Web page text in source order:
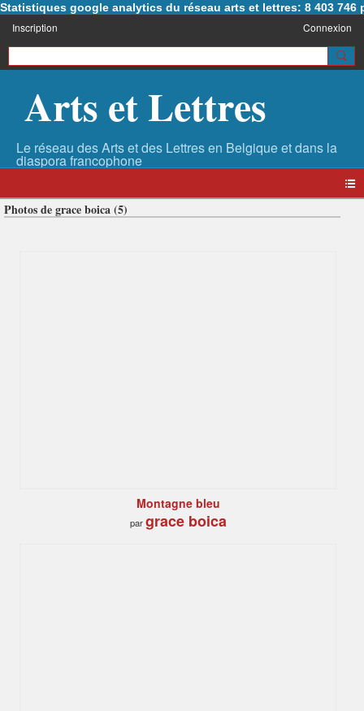
Statistiques google analytics du réseau arts et lettres: 8 403 746
Inscription Connexion
Arts et Lettres
Photos de grace boica (5)
Montagne bleu
pargrace boica